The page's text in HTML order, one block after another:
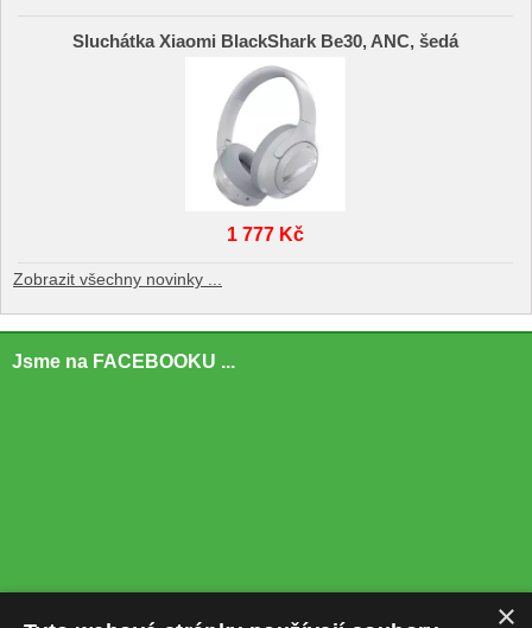
Sluchátka Xiaomi BlackShark Be30, ANC, šedá
1 777 Kč
Zobrazit všechny novinky ...
Jsme na FACEBOOKU ...
×